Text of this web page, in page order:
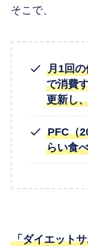
そこで、
月1回
で消費
更新し
PFC（
らい食
「ダイエット